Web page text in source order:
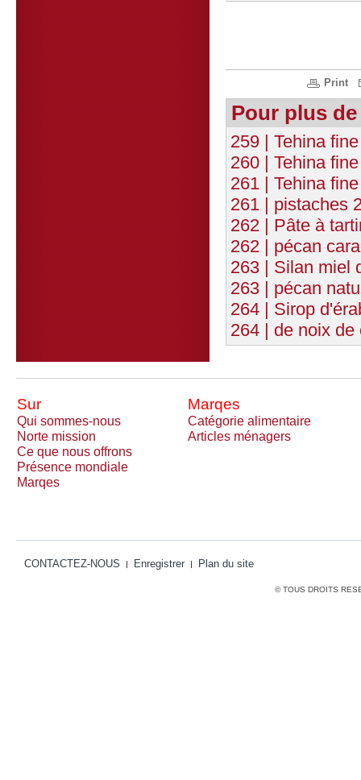
Print
Pour plus
259 | Tehina
260 | Tehina
261 | Tehina
261 | pistaches
262 | Pâte à
262 | pécan
263 | Silan miel
263 | pécan
264 | Sirop
264 | de noix de
Sur Marqes
Qui sommes-nous
Catégorie alimentaire
Norte mission
Articles ménagers
Ce que nous offrons
Présence mondiale
Marqes
CONTACTEZ-NOUS Enregistrer Plan du site
© TOUS DROITS